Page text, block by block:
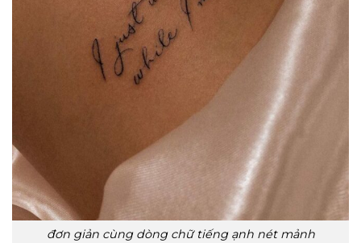
đơn giản cùng dòng chữ tiếng ạnh nét mảnh